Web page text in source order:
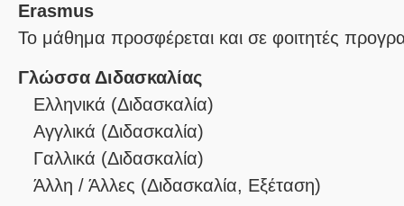
Erasmus
Το μάθημα προσφέρεται και σε φοιτητές
Γλώσσα Διδασκαλίας
Ελληνικά (Διδασκαλία)
Αγγλικά (Διδασκαλία)
Γαλλικά (Διδασκαλία)
Άλλη / Άλλες (Διδασκαλία, Εξέταση)